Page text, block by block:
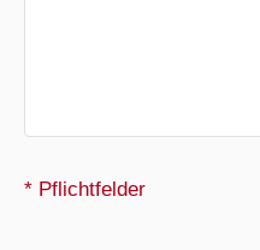
* Pflichtfelder